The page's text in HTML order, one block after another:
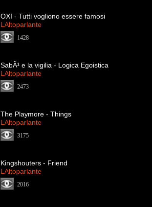
OXI - Tutti vogliono essere famosi
LAltoparlante
1428
SabÃ¹ e la vigilia - Logica Egoistica
LAltoparlante
2473
The Playmore - Things
LAltoparlante
3175
Kingshouters - Friend
LAltoparlante
2016